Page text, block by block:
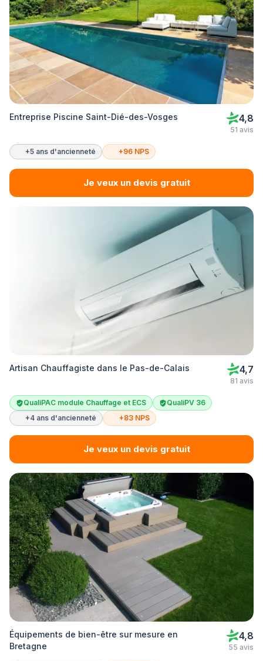
Entreprise Piscine Saint-Dié-des-Vosges 4,8
51 avis
+5 ans d'ancienneté +96 NPS
Je veux un devis gratuit
Artisan Chauffagiste dans le Pas-de-Calais 4,7
81 avis
QualiPAC module Chauffage et ECS
QualiPV 36
+4 ans d'ancienneté
+83 NPS
Je veux un devis gratuit
Équipements de bien-être sur mesure en
Bretagne
4,8
55 avis